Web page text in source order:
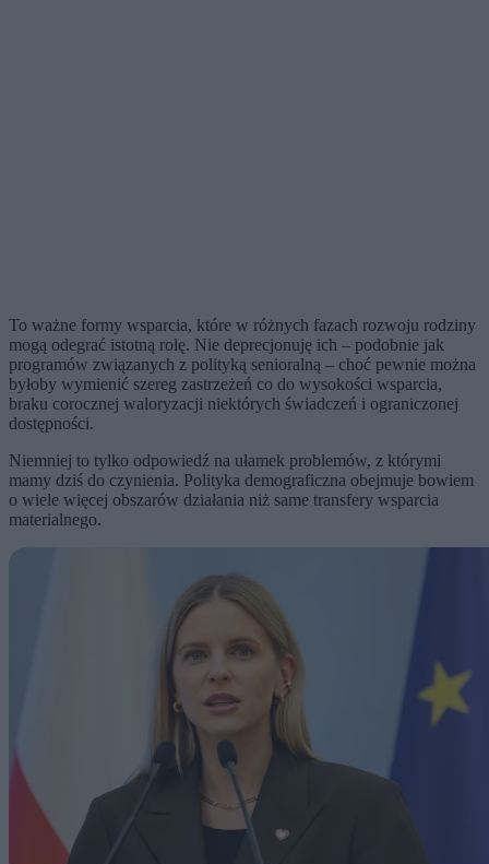
To ważne formy wsparcia, które w różnych fazach rozwoju rodziny
mogą odegrać istotną rolę. Nie deprecjonuję ich – podobnie jak
programów związanych z polityką senioralną – choć pewnie można
byłoby wymienić szereg zastrzeżeń co do wysokości wsparcia,
braku corocznej waloryzacji niektórych świadczeń i ograniczonej
dostępności.
Niemniej to tylko odpowiedź na ułamek problemów, z którymi
mamy dziś do czynienia. Polityka demograficzna obejmuje bowiem
o wiele więcej obszarów działania niż same transfery wsparcia
materialnego.